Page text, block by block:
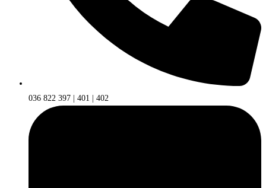
036 822 397 | 401 | 402